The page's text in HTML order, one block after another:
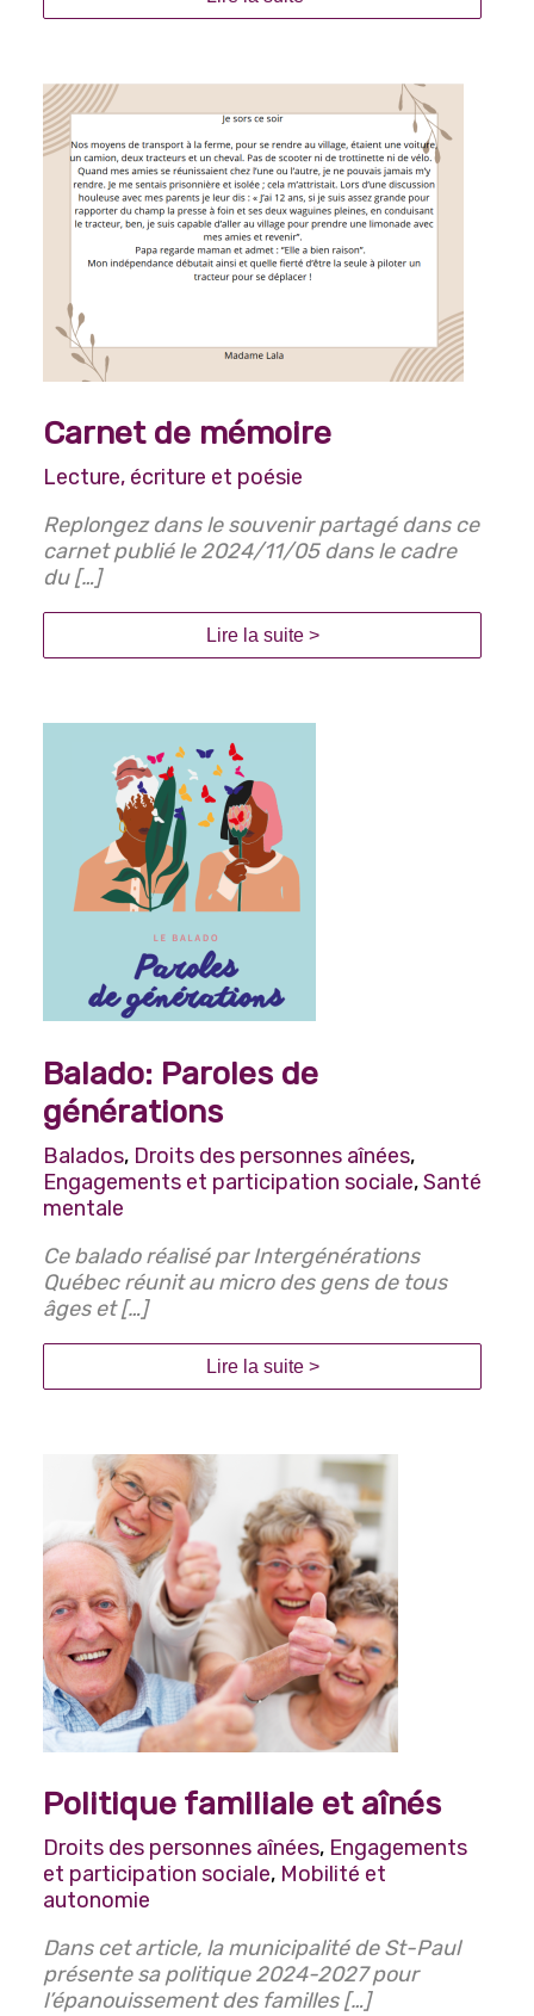
Carnet de mémoire
Lecture, écriture et poésie
Replongez dans le souvenir partagé dans ce
carnet publié le 2024/11/05 dans le cadre
du […]
Lire la suite >
Balado: Paroles de
générations
Balados, Droits des personnes aînées,
Engagements et participation sociale,Santé
mentale
Ce balado réalisé par Intergénérations
Québec réunit au micro des gens de tous
âges et […]
Lire la suite >
Politique familiale et aînés
Droits des personnes aînées, Engagements
et participation sociale, Mobilité et
autonomie
Dans cet article, la municipalité de St-Paul
présente sa politique 2024-2027 pour
l’épanouissement des familles […]